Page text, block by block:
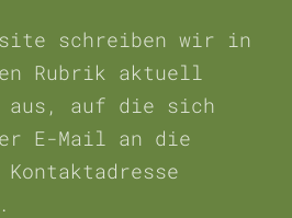
schreiben wir in
Rubrik aktuell
aus, auf die sich
E-Mail an die